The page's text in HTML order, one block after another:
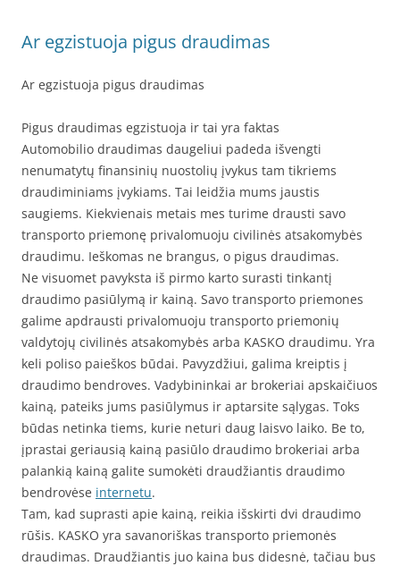
Ar egzistuoja pigus draudimas
Ar egzistuoja pigus draudimas
Pigus draudimas egzistuoja ir tai yra faktas
Automobilio draudimas daugeliui padeda išvengti
nenumatytų finansinių nuostolių įvykus tam tikriems
draudiminiams įvykiams. Tai leidžia mums jaustis
saugiems. Kiekvienais metais mes turime drausti savo
transporto priemonę privalomuoju civilinės atsakomybės
draudimu. Ieškomas ne brangus, o pigus draudimas.
Ne visuomet pavyksta iš pirmo karto surasti tinkantį
draudimo pasiūlymą ir kainą. Savo transporto priemones
galime apdrausti privalomuoju transporto priemonių
valdytojų civilinės atsakomybės arba KASKO draudimu. Yra
keli poliso paieškos būdai. Pavyzdžiui, galima kreiptis į
draudimo bendroves. Vadybininkai ar brokeriai apskaičiuos
kainą, pateiks jums pasiūlymus ir aptarsite sąlygas. Toks
būdas netinka tiems, kurie neturi daug laisvo laiko. Be to,
įprastai geriausią kainą pasiūlo draudimo brokeriai arba
palankią kainą galite sumokėti draudžiantis draudimo
bendrovėse internetu.
Tam, kad suprasti apie kainą, reikia išskirti dvi draudimo
rūšis. KASKO yra savanoriškas transporto priemonės
draudimas. Draudžiantis juo kaina bus didesnė, tačiau bus